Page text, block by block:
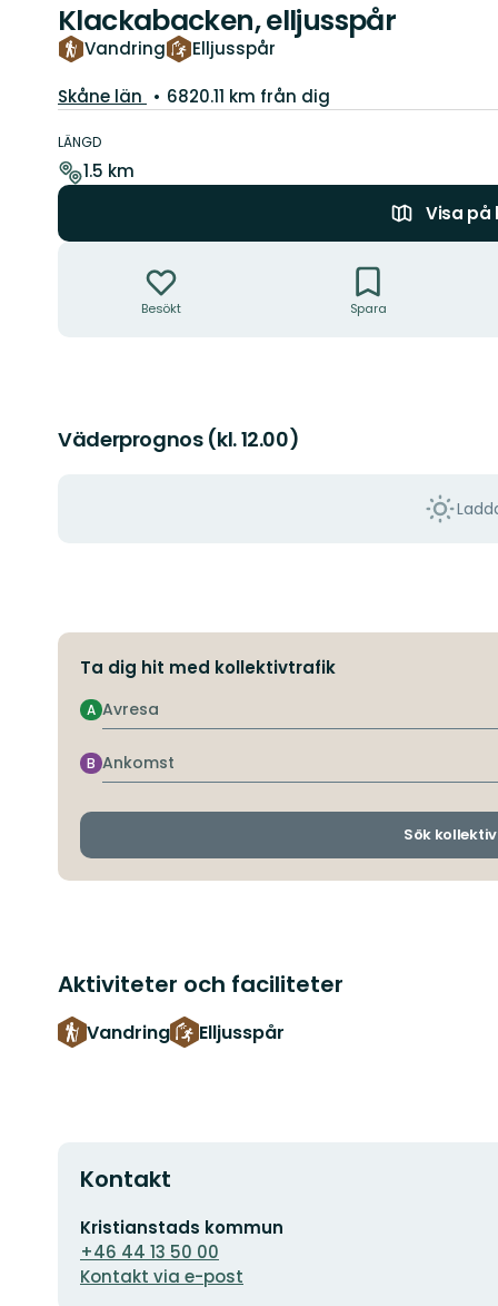
Klackabacken, elljusspår
Vandring Elljusspår
Län:
Skåne län 6820.11 km från dig
om
leden
LÄNGD
1.5 km
Visa på
Besökt Spara
Väderprognos (kl. 12.00)
Ta dig hit med kollektivtrafik
Avresa
A
Ankomst
B
Sök
Aktiviteter och faciliteter
Vandring Elljusspår
Kontakt
E-
postadress
Kristianstads kommun
+46 44 13 50 00
Kontakt via e-post